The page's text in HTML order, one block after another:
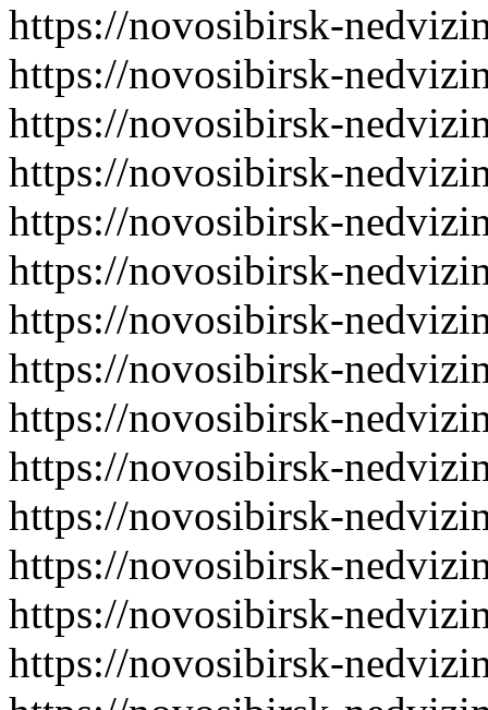
https://novosibirsk-
https://novosibirsk-
https://novosibirsk-
https://novosibirsk-
https://novosibirsk-
https://novosibirsk-
https://novosibirsk-
https://novosibirsk-
https://novosibirsk-
https://novosibirsk-
https://novosibirsk-
https://novosibirsk-
https://novosibirsk-
https://novosibirsk-